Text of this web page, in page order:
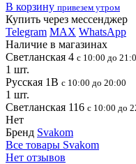
В корзину привезем утром
Купить через мессенджер
Telegram MAX WhatsApp
Наличие в магазинах
Светланская 4 с 10:00 до
1 шт.
Русская 1В с 10:00 до 20:00
1 шт.
Светланская 116 с 10:00 до
Нет
Бренд Svakom
Все товары Svakom
Нет отзывов